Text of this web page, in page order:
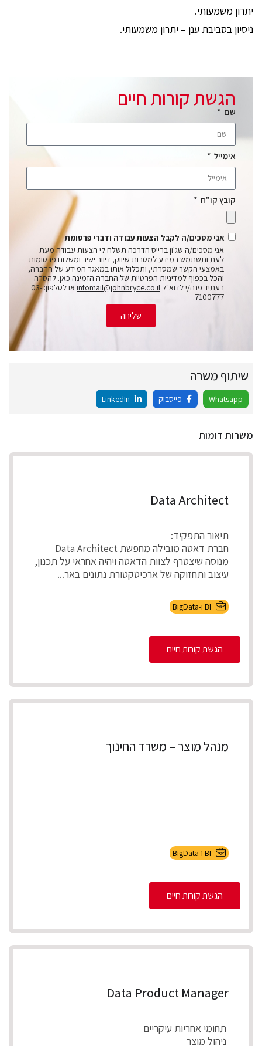
יתרון משמעותי.
ניסיון בסביבת ענן – יתרון משמעותי.
הגשת קורות חיים
שם
אימייל
קובץ קו"ח
אני מסכים/ה לקבל הצעות עבודה ודברי פרסומת
אני מסכים/ה שג'ון ברייס הדרכה תשלח לי הצעות עבודה מעת
לעת ותשתמש במידע למטרות שיווק, דיוור ישיר ומשלוח פרסומות
באמצעי הקשר שמסרתי, ותכלול אותו במאגר המידע של החברה,
והכל בכפוף למדיניות הפרטיות של החברה הזמינה כאן. להסרה
בעתיד פנה/י לדוא"ל infomail@johnbryce.co.il
או לטלפון: 03-
7100777.
שליחה
שיתוף משרה
Whatsapp פייסבוק
משרות דומות
Data Architect
תיאור התפקיד:
חברת דאטה מובילה מחפשת Data Architect
מנוסה שיצטרף לצוות הדאטה ויהיה אחראי על תכנון,
עיצוב ותחזוקה של ארכיטקטורת נתונים באר...
BI ו-BigData
הגשת קורות חיים
מנהל מוצר – משרד החינוך
BI ו-BigData
הגשת קורות חיים
Data Product Manager
תחומי אחריות עיקריים
ניהול מוצר